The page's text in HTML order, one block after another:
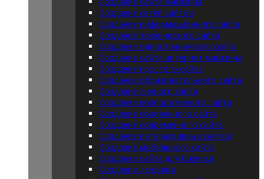
Создание сетей сайтов
Создание информационного сайта
Создание технического сайта
Создание одностраничного сайта
Создание сайта интернет магазина
Создание простого сайта
Создание образовательного сайта
Создание личного сайта
Создание корпоративного сайта
Создание социального сайта
Создание современного сайта
Создание интерактивных сайтов
Создание мобильного сайта
Создание сайта для бизнеса
Создание лендинга